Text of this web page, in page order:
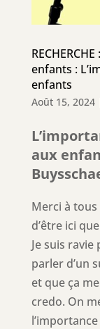
enfants :
enfants
Août 15, 2024
aux
Merci à
d’être ici
Je suis ravie
parler d’un
et que ça
credo. On